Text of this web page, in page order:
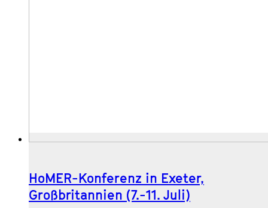
HoMER-Konferenz in Exeter,
Großbritannien (7.-11. Juli)